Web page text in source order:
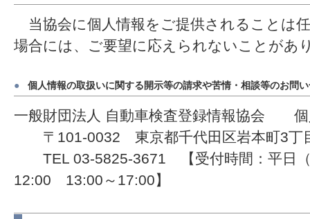
当協会に個人情報をご提供されることは
場合には、ご要望に応えられないことがあ
● 個人情報の取扱いに関する開示等の請求や苦情・相談等のお問
一般財団法人 自動車検査登録情報協会 個
〒101-0032 東京都千代田区岩本町3
TEL 03-5825-3671 【受付時間：平日（
12:00 13:00～17:00】